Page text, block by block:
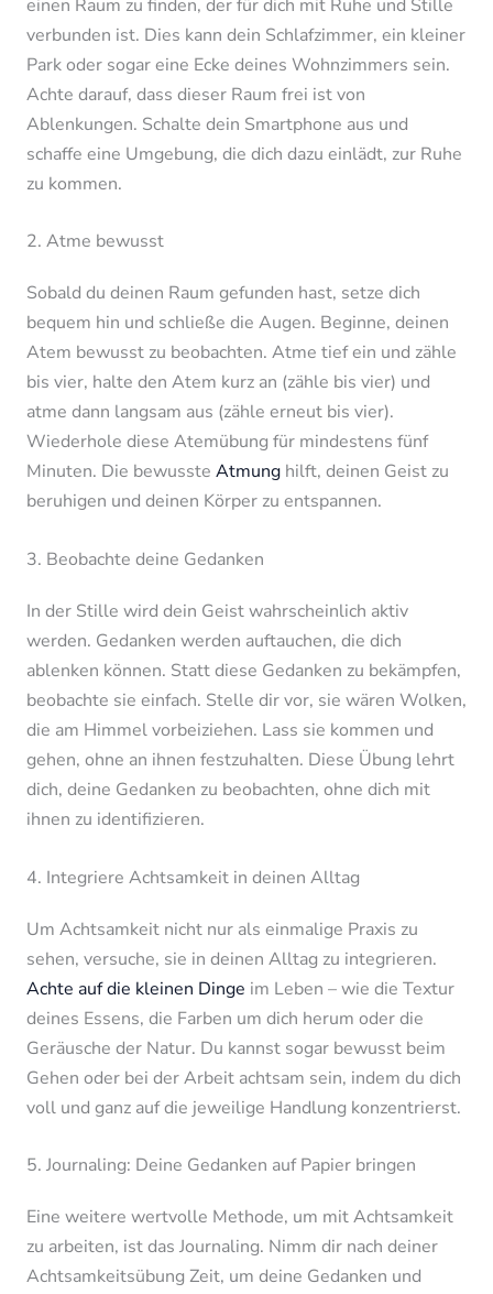
einen Raum zu finden, der für dich mit Ruhe und Stille
verbunden ist. Dies kann dein Schlafzimmer, ein kleiner
Park oder sogar eine Ecke deines Wohnzimmers sein.
Achte darauf, dass dieser Raum frei ist von
Ablenkungen. Schalte dein Smartphone aus und
schaffe eine Umgebung, die dich dazu einlädt, zur Ruhe
zu kommen.
2. Atme bewusst
Sobald du deinen Raum gefunden hast, setze dich
bequem hin und schließe die Augen. Beginne, deinen
Atem bewusst zu beobachten. Atme tief ein und zähle
bis vier, halte den Atem kurz an (zähle bis vier) und
atme dann langsam aus (zähle erneut bis vier).
Wiederhole diese Atemübung für mindestens fünf
Minuten. Die bewusste Atmung hilft, deinen Geist zu
beruhigen und deinen Körper zu entspannen.
3. Beobachte deine Gedanken
In der Stille wird dein Geist wahrscheinlich aktiv
werden. Gedanken werden auftauchen, die dich
ablenken können. Statt diese Gedanken zu bekämpfen,
beobachte sie einfach. Stelle dir vor, sie wären Wolken,
die am Himmel vorbeiziehen. Lass sie kommen und
gehen, ohne an ihnen festzuhalten. Diese Übung lehrt
dich, deine Gedanken zu beobachten, ohne dich mit
ihnen zu identifizieren.
4. Integriere Achtsamkeit in deinen Alltag
Um Achtsamkeit nicht nur als einmalige Praxis zu
sehen, versuche, sie in deinen Alltag zu integrieren.
Achte auf die kleinen Dinge im Leben – wie die Textur
deines Essens, die Farben um dich herum oder die
Geräusche der Natur. Du kannst sogar bewusst beim
Gehen oder bei der Arbeit achtsam sein, indem du dich
voll und ganz auf die jeweilige Handlung konzentrierst.
5. Journaling: Deine Gedanken auf Papier bringen
Eine weitere wertvolle Methode, um mit Achtsamkeit
zu arbeiten, ist das Journaling. Nimm dir nach deiner
Achtsamkeitsübung Zeit, um deine Gedanken und